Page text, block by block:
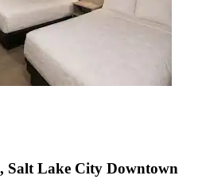
Salt Lake City Downtown